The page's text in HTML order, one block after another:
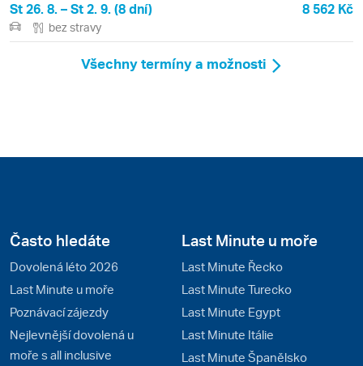
St 26. 8. – St 2. 9. (8 dní) 8 562 Kč
bez stravy
Všechny termíny a možnosti
Často hledáte
Dovolená léto 2026
Last Minute u moře
Poznávací zájezdy
Nejlevnější dovolená u
moře s all inclusive
Last Minute u moře
Last Minute Řecko
Last Minute Turecko
Last Minute Egypt
Last Minute Itálie
Last Minute Španělsko